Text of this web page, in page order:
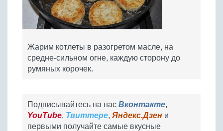
Жарим котлеты в разогретом масле, на
средне-сильном огне, каждую сторону до
румяных корочек.
Подписывайтесь на нас Вконтакте,
YouTube, Твиттере, Яндекс.Дзен и
первыми получайте самые вкусные